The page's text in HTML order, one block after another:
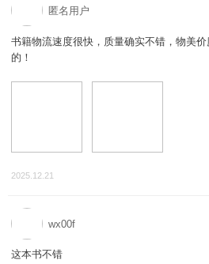
匿名用户
书籍物流速度很快，质量确实不错，物美
的！
2025.12.21
wx00f
这本书不错